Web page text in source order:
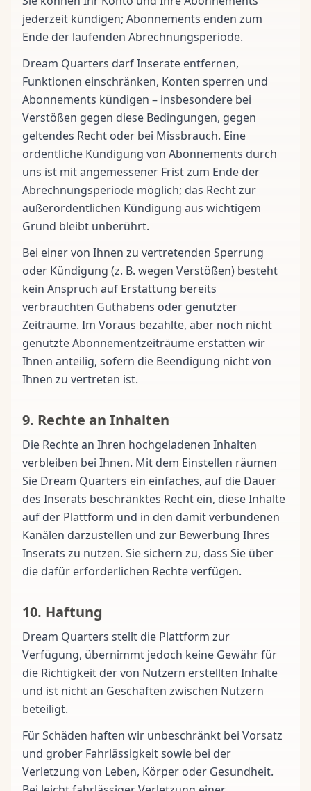
jederzeit kündigen; Abonnements enden zum
Ende der laufenden Abrechnungsperiode.
Dream Quarters darf Inserate entfernen,
Funktionen einschränken, Konten sperren und
Abonnements kündigen – insbesondere bei
Verstößen gegen diese Bedingungen, gegen
geltendes Recht oder bei Missbrauch. Eine
ordentliche Kündigung von Abonnements durch
uns ist mit angemessener Frist zum Ende der
Abrechnungsperiode möglich; das Recht zur
außerordentlichen Kündigung aus wichtigem
Grund bleibt unberührt.
Bei einer von Ihnen zu vertretenden Sperrung
oder Kündigung (z. B. wegen Verstößen) besteht
kein Anspruch auf Erstattung bereits
verbrauchten Guthabens oder genutzter
Zeiträume. Im Voraus bezahlte, aber noch nicht
genutzte Abonnementzeiträume erstatten wir
Ihnen anteilig, sofern die Beendigung nicht von
Ihnen zu vertreten ist.
9. Rechte an Inhalten
Die Rechte an Ihren hochgeladenen Inhalten
verbleiben bei Ihnen. Mit dem Einstellen räumen
Sie Dream Quarters ein einfaches, auf die Dauer
des Inserats beschränktes Recht ein, diese Inhalte
auf der Plattform und in den damit verbundenen
Kanälen darzustellen und zur Bewerbung Ihres
Inserats zu nutzen. Sie sichern zu, dass Sie über
die dafür erforderlichen Rechte verfügen.
10. Haftung
Dream Quarters stellt die Plattform zur
Verfügung, übernimmt jedoch keine Gewähr für
die Richtigkeit der von Nutzern erstellten Inhalte
und ist nicht an Geschäften zwischen Nutzern
beteiligt.
Für Schäden haften wir unbeschränkt bei Vorsatz
und grober Fahrlässigkeit sowie bei der
Verletzung von Leben, Körper oder Gesundheit.